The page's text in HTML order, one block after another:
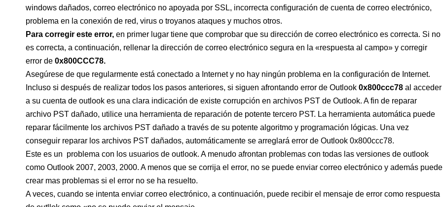
windows dañados, correo electrónico no apoyada por SSL, incorrecta configuración de cuenta de correo electrónico,
problema en la conexión de red, virus o troyanos ataques y muchos otros.
Para corregir este error, en primer lugar tiene que comprobar que su dirección de correo electrónico es correcta. Si no
es correcta, a continuación, rellenar la dirección de correo electrónico segura en la «respuesta al campo» y corregir
error de 0x800CCC78.
Asegúrese de que regularmente está conectado a Internet y no hay ningún problema en la configuración de Internet.
Incluso si después de realizar todos los pasos anteriores, si siguen afrontando error de Outlook 0x800ccc78 al acceder
a su cuenta de outlook es una clara indicación de existe corrupción en archivos PST de Outlook. A fin de reparar
archivo PST dañado, utilice una herramienta de reparación de potente tercero PST. La herramienta automática puede
reparar fácilmente los archivos PST dañado a través de su potente algoritmo y programación lógicas. Una vez
conseguir reparar los archivos PST dañados, automáticamente se arreglará error de Outlook 0x800ccc78.
Este es un problema con los usuarios de outlook. A menudo afrontan problemas con todas las versiones de outlook
como Outlook 2007, 2003, 2000. A menos que se corrija el error, no se puede enviar correo electrónico y además puede
crear mas problemas si el error no se ha resuelto.
A veces, cuando se intenta enviar correo electrónico, a continuación, puede recibir el mensaje de error como respuesta